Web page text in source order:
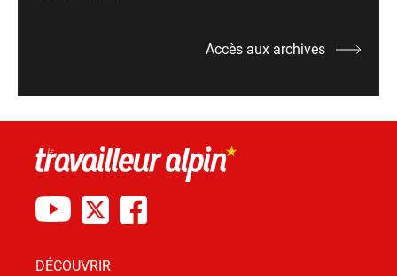
Accès aux archives
DÉCOUVRIR